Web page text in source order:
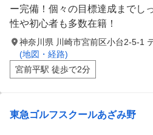
ー完備！個々の目標達成までし
性や初心者も多数在籍！
神奈川県 川崎市宮前区小台2-5-1
(地図・経路)
宮前平駅 徒歩で2分
東急ゴルフスクールあざみ野